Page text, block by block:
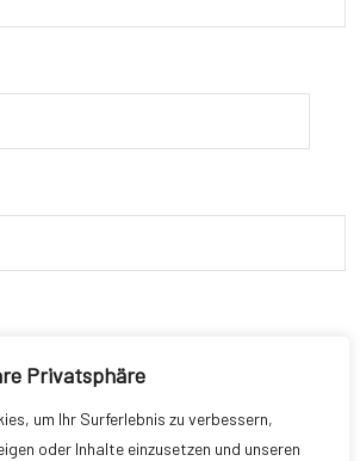
Privatsphäre
um Ihr Surferlebnis zu verbessern,
oder Inhalte einzusetzen und unseren